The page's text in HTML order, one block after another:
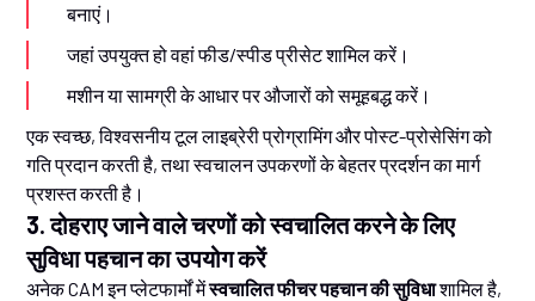
बनाएं।
जहां उपयुक्त हो वहां फीड/स्पीड प्रीसेट शामिल करें।
मशीन या सामग्री के आधार पर औजारों को समूहबद्ध करें।
एक स्वच्छ, विश्वसनीय टूल लाइब्रेरी प्रोग्रामिंग और पोस्ट-प्रोसेसिंग को
गति प्रदान करती है, तथा स्वचालन उपकरणों के बेहतर प्रदर्शन का मार्ग
प्रशस्त करती है।
3. दोहराए जाने वाले चरणों को स्वचालित करने के लिए
सुविधा पहचान का उपयोग करें
अनेक CAM इन प्लेटफार्मों मेंस्वचालित फीचर पहचान की सुविधाशामिल है,